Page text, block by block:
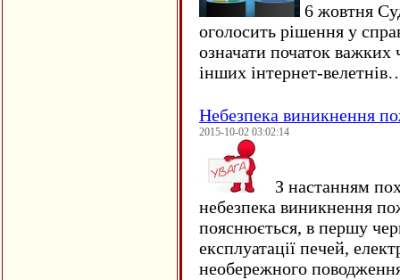
6 жовтня
оголосить рішення у
означати початок важких
інших інтернет-
Небезпека виникнення
2015-10-02 03:02:14
З настанням
небезпека виникнення
пояснюється, в першу
експлуатації печей,
необережного